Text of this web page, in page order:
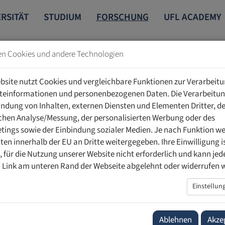
STUDIUM FORSCHUNG UFL ACADEMY
und Völkerrecht (IEVR)
des 21. Jahrhunderts sind durch eine
steht mehr denn je vor einer Vielzahl komplexer
Spannungen, Fragen der internationalen
wie die Weiterentwicklung des europäischen
der EU und weltweit. Zudem werfen neue
der Rechtssetzung und Rechtsanwendung reichen
Bedeutung internationaler und europäischer Normen in
Cookies und andere Technologien
nutzt Cookies und vergleichbare Funktionen zur
und personenbezogenen Daten. Die
von Inhalten, externen Diensten und Elementen Dritter,
Analyse/Messung, der personalisierten Werbung oder des
sowie der Einbindung sozialer Medien. Je nach Funktion
innerhalb der EU an Dritte weitergegeben. Ihre Einwilligung
die Nutzung unserer Website nicht erforderlich und kann
Link am unteren Rand der Webseite abgelehnt oder widerrufen
Ablehnen